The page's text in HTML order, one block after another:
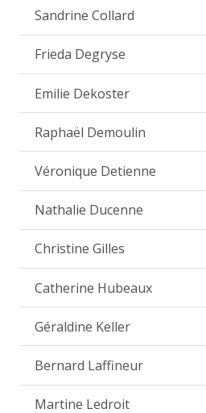
Sandrine Collard
Frieda Degryse
Emilie Dekoster
Raphaël Demoulin
Véronique Detienne
Nathalie Ducenne
Christine Gilles
Catherine Hubeaux
Géraldine Keller
Bernard Laffineur
Martine Ledroit